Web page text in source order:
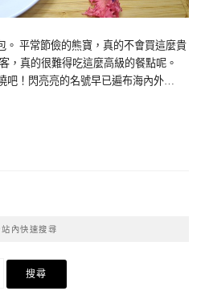
平常節儉的熊寶，真的不會買這麼貴
，真的很難得吃這麼高級的餐點呢。
吧！閃亮亮的名號早已遍布海內外…
站內快速搜尋